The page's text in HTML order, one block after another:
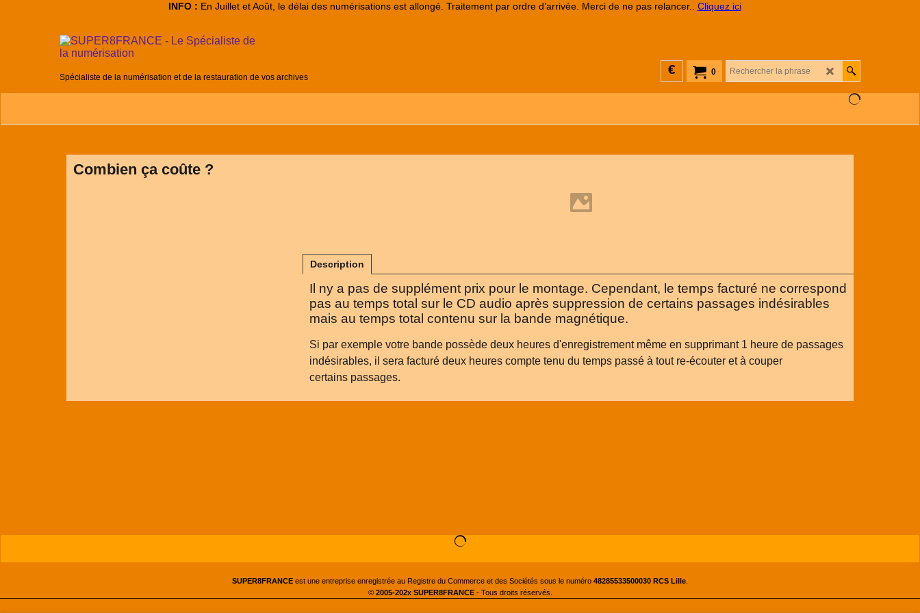
INFO : En Juillet et Août, le délai des numérisations est allongé. Traitement par ordre d’arrivée. Merci de ne pas relancer.. Cliquez ici
Spécialiste de la numérisation et de la restauration de vos archives
0
€
Combien ça coûte ?
Description
Il ny a pas de supplément prix pour le montage. Cependant, le temps facturé ne correspond
pas au temps total sur le CD audio après suppression de certains passages indésirables
mais au temps total contenu sur la bande magnétique.
Si par exemple votre bande possède deux heures d'enregistrement même en supprimant 1 heure de passages
indésirables, il sera facturé deux heures compte tenu du temps passé à tout re-écouter et à couper
certains passages.
SUPER8FRANCE est une entreprise enregistrée au Registre du Commerce et des Sociétés sous le numéro 48285533500030 RCS Lille
© 2005-202x SUPER8FRANCE- Tous droits réservés.